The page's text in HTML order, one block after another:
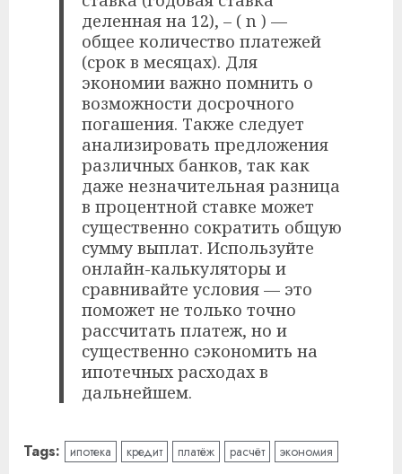
деленная на 12), – ( n ) —
общее количество платежей
(срок в месяцах). Для
экономии важно помнить о
возможности досрочного
погашения. Также следует
анализировать предложения
различных банков, так как
даже незначительная разница
в процентной ставке может
существенно сократить общую
сумму выплат. Используйте
онлайн-калькуляторы и
сравнивайте условия — это
поможет не только точно
рассчитать платеж, но и
существенно сэкономить на
ипотечных расходах в
дальнейшем.
Tags: ипотека кредит платёж расчёт экономия